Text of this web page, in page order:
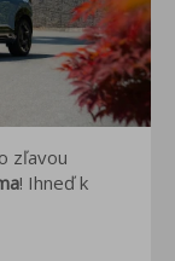
zľavou
! Ihneď k